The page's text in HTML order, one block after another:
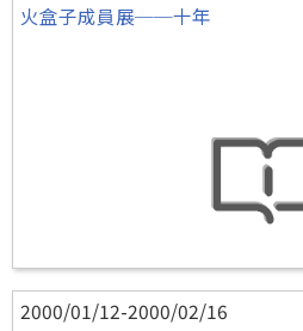
火盒子成員展──十年
2000/01/12-2000/02/16